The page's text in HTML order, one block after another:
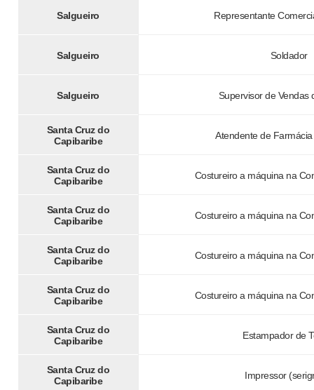
Salgueiro Representante
Salgueiro Soldador
Salgueiro Supervisor de Vendas
Santa Cruz do
Capibaribe
Atendente de
Santa Cruz do
Capibaribe
Costureiro a máquina na
Santa Cruz do
Capibaribe
Costureiro a máquina na
Santa Cruz do
Capibaribe
Costureiro a máquina na
Santa Cruz do
Capibaribe
Costureiro a máquina na
Santa Cruz do
Capibaribe
Estampador de
Santa Cruz do
Capibaribe
Impressor